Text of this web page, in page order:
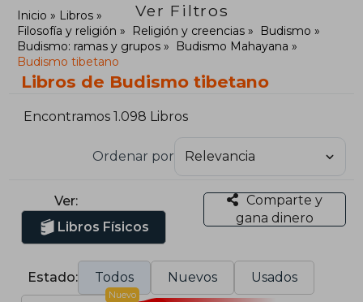
Ver Filtros
Inicio
Libros
Filosofía y religión
Religión y creencias
Budismo
Budismo: ramas y grupos
Budismo Mahayana
Budismo tibetano
Libros de Budismo tibetano
Encontramos 1.098 Libros
Ordenar por
Ver:
Libros Físicos
Comparte y
gana dinero
Estado: Todos Nuevos Usados
Nuevo